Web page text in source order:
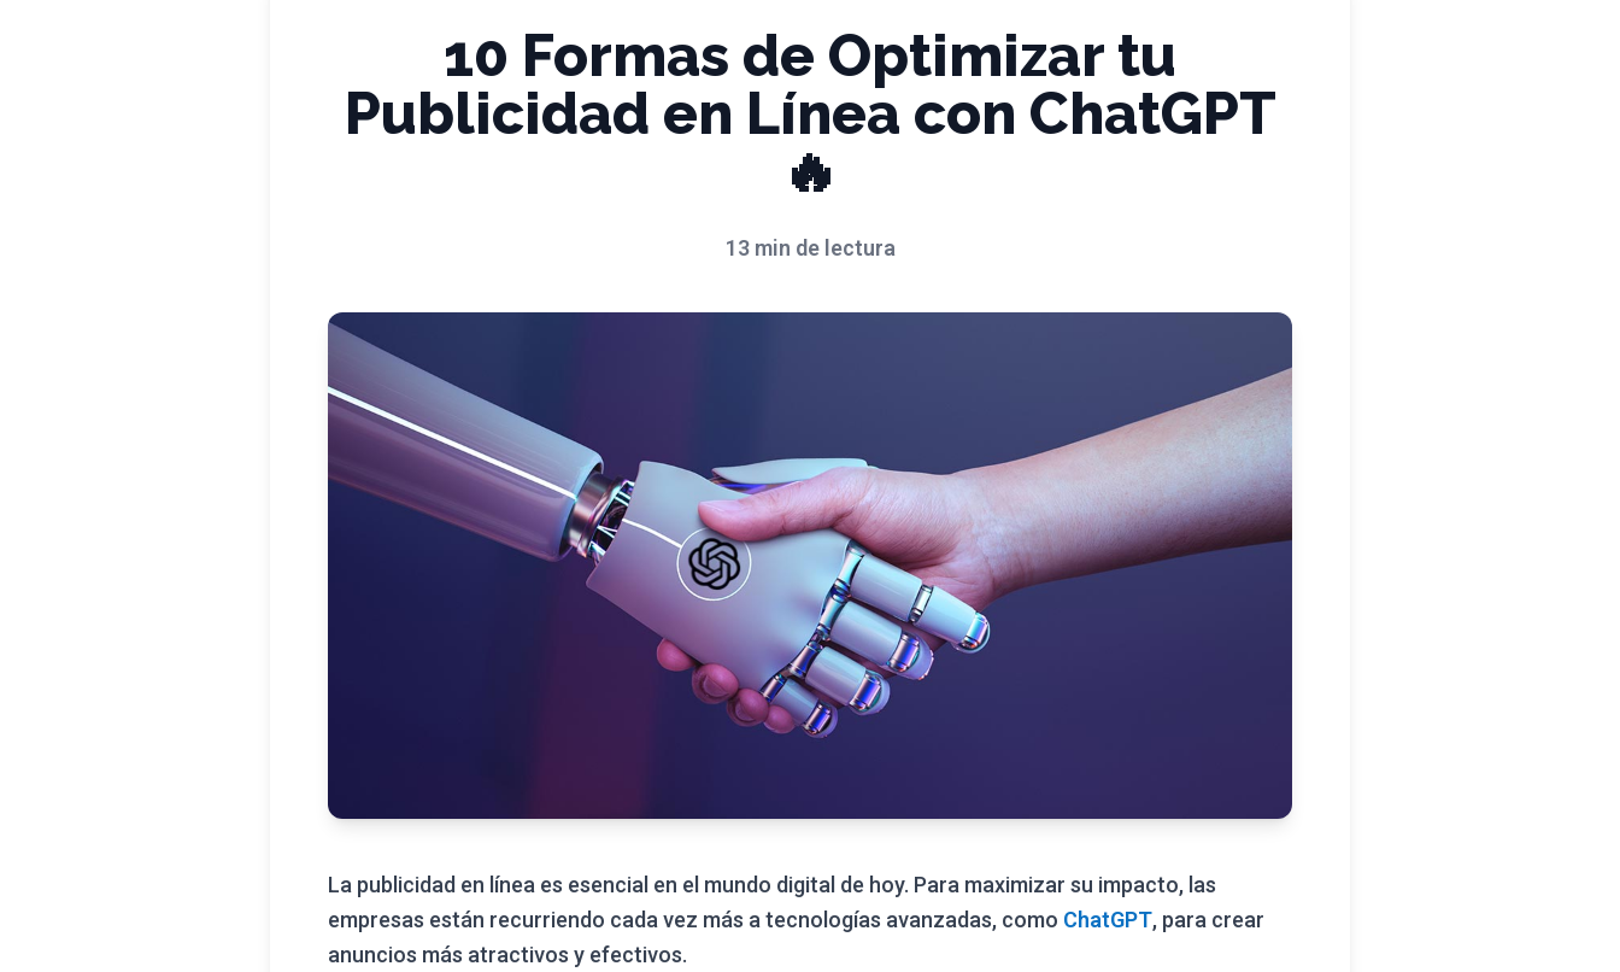
10 Formas de Optimizar tu
Publicidad en Línea con ChatGPT
🔥
13 min de lectura
La publicidad en línea es esencial en el mundo digital de hoy. Para maximizar su impacto, las
empresas están recurriendo cada vez más a tecnologías avanzadas, como ChatGPT, para crear
anuncios más atractivos y efectivos.